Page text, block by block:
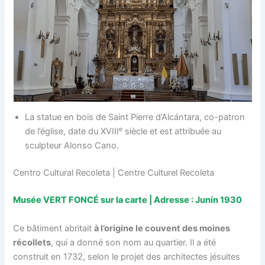
La statue en bois de Saint Pierre d’Alcántara, co-patron
de l’église, date du XVIIIe siècle et est attribuée au
sculpteur Alonso Cano.
Centro Cultural Recoleta | Centre Culturel Recoleta
Musée VERT FONCÉ sur la carte | Adresse : Junín 1930
Ce bâtiment abritaità l’origine le couvent des moines
récollets, qui a donné son nom au quartier. Il a été
construit en 1732, selon le projet des architectes jésuites